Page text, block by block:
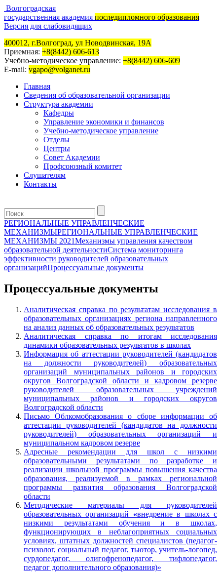
Волгоградская
государственная академия последипломного образования
Версия для слабовидящих
400012, г.Волгоград, ул Новодвинская, 19А
Приемная: +8(8442) 606-613
Учебно-методическое управление: +8(8442) 606-609
E-mail: vgapo@volganet.ru
Главная
Сведения об образовательной организации
Структура академии
Кафедры
Управление экономики и финансов
Учебно-методическое управление
Отделы
Центры
Совет Академии
Профсоюзный комитет
Слушателям
Контакты
РЕГИОНАЛЬНЫЕ УПРАВЛЕНЧЕСКИЕ
МЕХАНИЗМЫРЕГИОНАЛЬНЫЕ УПРАВЛЕНЧЕСКИЕ
МЕХАНИЗМЫ 2021Механизмы управления качеством
образовательной деятельностиСистема мониторинга
эффективности руководителей образовательных
организацийПроцессуальные документы
Процессуальные документы
Аналитическая справка по результатам исследования в
образовательных организациях региона направленного
на анализ данных об образовательных результатов
Аналитическая справка по итогам исследования
динамики образовательных результатов в школах
Информация об аттестации руководителей (кандидатов
на должности руководителей) образовательных
организаций муниципальных районов и городских
округов Волгоградской области и кадровом резерве
руководителей образовательных учреждений
муниципальных районов и городских округов
Волгоградской области
Письмо Облкомобразования о сборе информации об
аттестации руководителей (кандидатов на должности
руководителей) образовательных организаций и
муниципальном кадровом резерве
Адресные рекомендации для школ с низкими
образовательными результатами по разработке и
реализации школьной программы повышения качества
образования, реализуемой в рамках региональной
программы развития образования Волгоградской
области
Методические материалы для руководителей
образовательных организаций «внедрение в школах с
низкими результатами обучения и в школах,
функционирующих в неблагоприятных социальных
условиях, штатных должностей специалистов (педагог-
психолог, социальный педагог, тьютор, учитель-логопед,
сурдопедагог, олигофренопедагог, тифлопедагог,
педагог дополнительного образования)»